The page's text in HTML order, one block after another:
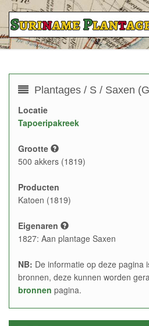
Plantages / S / Saxen
Locatie
Tapoeripakreek
Grootte
500 akkers (1819)
Producten
Katoen (1819)
Eigenaren
1827: Aan plantage Saxen
NB: De informatie op deze pagina
bronnen, deze kunnen worden
bronnen pagina.